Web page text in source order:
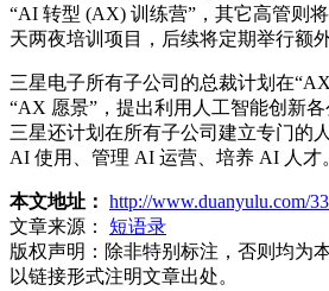
“AI 转型 (AX) 训练营”，其它高管则
天两夜培训项目，后续将定期举行额外
三星电子所有子公司的总裁计划在
“AX 愿景”，提出利用人工智能创新各
三星还计划在所有子公司建立专门的
AI 使用、管理 AI 运营、培养 AI 人才
本文地址： http://www.duanyulu.com/
文章来源：
短语录
版权声明： 除非特别标注，否则均为
以链接形式注明文章出处。